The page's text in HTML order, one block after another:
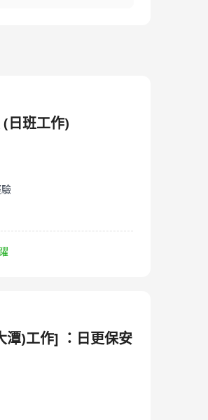
成分股之一，顯示其在業界的
日班工作)
潭)工作] ：日更保安